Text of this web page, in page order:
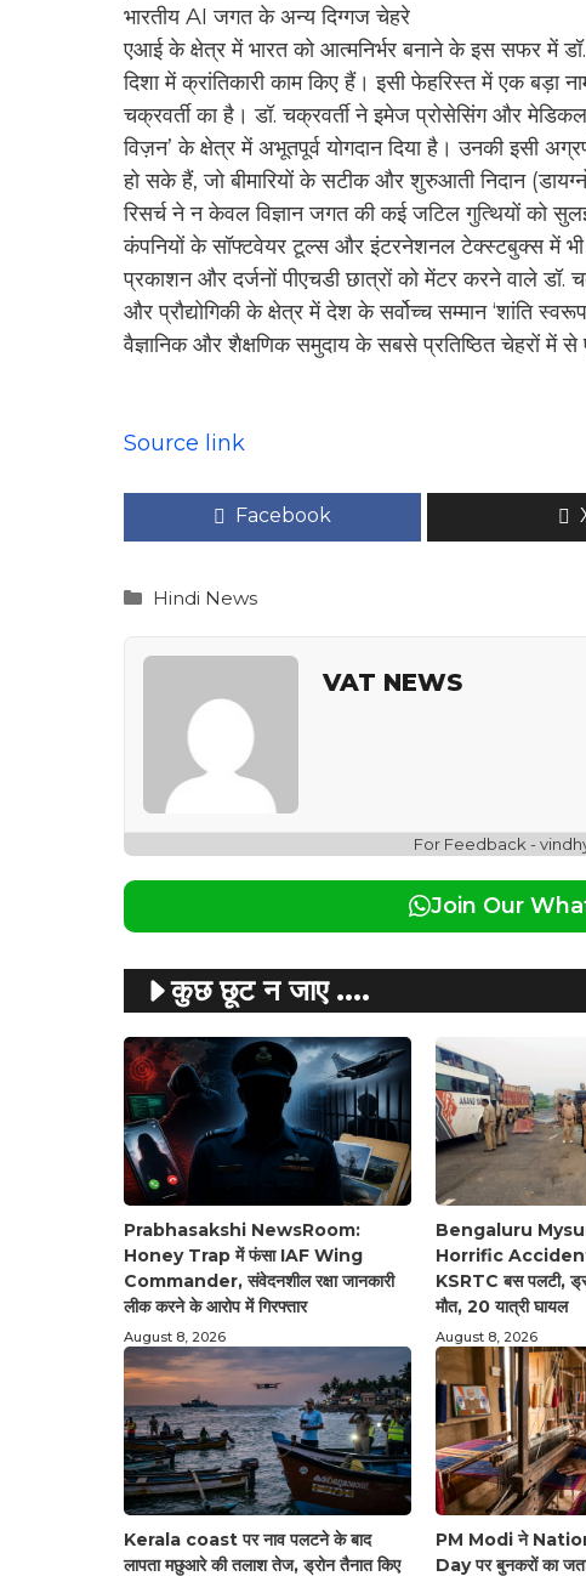
भारतीय AI जगत के अन्य दिग्गज चेहरे
एआई के क्षेत्र में भारत को आत्मनिर्भर बनाने के इस सफर में
दिशा में क्रांतिकारी काम किए हैं। इसी फेहरिस्त में एक
चक्रवर्ती का है। डॉ. चक्रवर्ती ने इमेज प्रोसेसिंग और
विज़न’ के क्षेत्र में अभूतपूर्व योगदान दिया है। उनकी इसी
हो सके हैं, जो बीमारियों के सटीक और शुरुआती निदान
रिसर्च ने न केवल विज्ञान जगत की कई जटिल गुत्थियों को
कंपनियों के सॉफ्टवेयर टूल्स और इंटरनेशनल टेक्स्टबुक्स में
प्रकाशन और दर्जनों पीएचडी छात्रों को मेंटर करने वाले डॉ.
और प्रौद्योगिकी के क्षेत्र में देश के सर्वोच्च सम्मान ‘शांति
वैज्ञानिक और शैक्षणिक समुदाय के सबसे प्रतिष्ठित चेहरों में
Source link
Facebook
Categories
Hindi News
VAT NEWS
For Feedback -
Join Our
कुछ छूट न जाए ....
Prabhasakshi NewsRoom:
Honey Trap में फंसा IAF Wing
Commander, संवेदनशील रक्षा जानकारी
लीक करने के आरोप में गिरफ्तार
August 8, 2026
Bengaluru
Horrific Accident |
KSRTC बस पलटी,
मौत, 20 यात्री घायल
August 8, 2026
Kerala coast पर नाव पलटने के बाद
लापता मछुआरे की तलाश तेज, ड्रोन तैनात किए
PM Modi ने
Day पर बुनकरों का